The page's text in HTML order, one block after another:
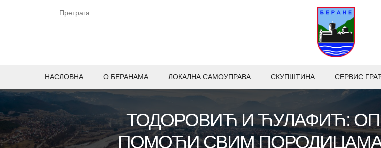
НАСЛОВНА O БЕРАНАМА ЛОКАЛНА САМОУПРАВА СКУПШТИНА СЕРВИС
ТОДОРОВИЋ И ЋУЛАФИЋ:
ПОМОЋИ СВИМ